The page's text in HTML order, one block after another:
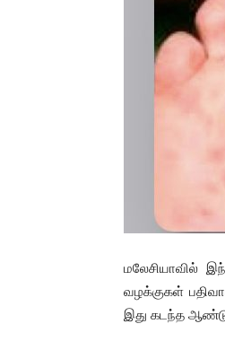
மலேசியாவில்
வழக்குகள்
இது கடந்த